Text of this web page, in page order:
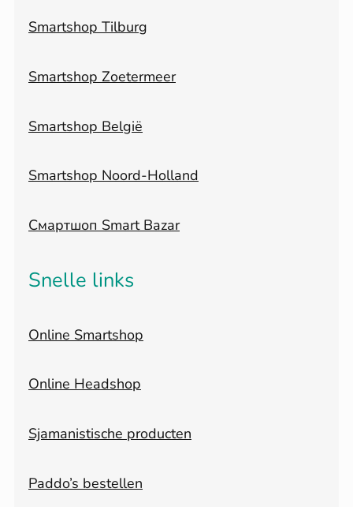
Smartshop Tilburg
Smartshop Zoetermeer
Smartshop België
Smartshop Noord-Holland
Смартшоп Smart Bazar
Snelle links
Online Smartshop
Online Headshop
Sjamanistische producten
Paddo’s bestellen